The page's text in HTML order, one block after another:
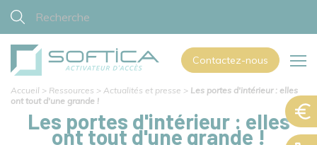
Contactez-nous
Accueil > Ressources > Actualités et presse > Les portes d'intérieur : elles
ont tout d'une grande !
Les portes d'intérieur : elles
ont tout d'une grande !